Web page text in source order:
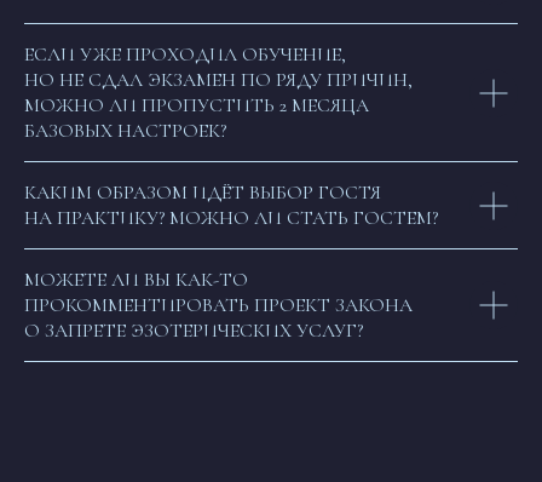
ЕСЛИ УЖЕ ПРОХОДИЛ ОБУЧЕНИЕ,
НО НЕ СДАЛ ЭКЗАМЕН ПО РЯДУ ПРИЧИН,
МОЖНО ЛИ ПРОПУСТИТЬ 2 МЕСЯЦА
БАЗОВЫХ НАСТРОЕК?
КАКИМ ОБРАЗОМ ИДЁТ ВЫБОР ГОСТЯ
НА ПРАКТИКУ? МОЖНО ЛИ СТАТЬ ГОСТЕМ?
МОЖЕТЕ ЛИ ВЫ КАК-ТО
ПРОКОММЕНТИРОВАТЬ ПРОЕКТ ЗАКОНА
О ЗАПРЕТЕ ЭЗОТЕРИЧЕСКИХ УСЛУГ?